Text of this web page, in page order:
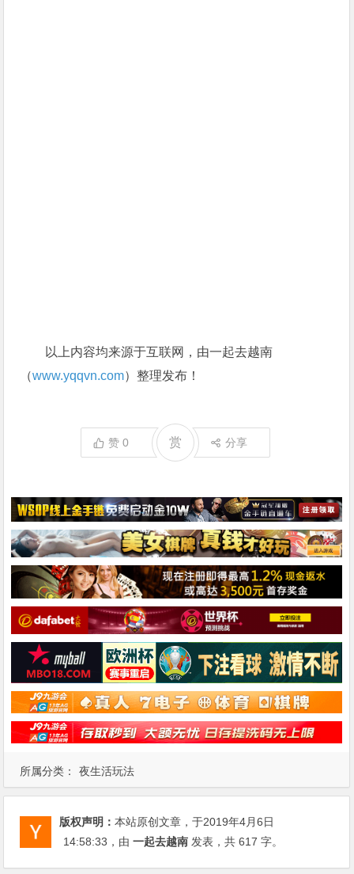
所属分类： 夜生活玩法
以上内容均来源于互联网，由一起去越南
（www.yqqvn.com）整理发布！
赞0 赏 分享
版权声明：本站原创文章，于2019年4月6日
14:58:33 ，由一起去越南 发表，共 617 字。